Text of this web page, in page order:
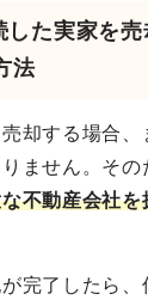
た実家を売
法
却する場合、
ません。その
不動産会社を
完了したら、